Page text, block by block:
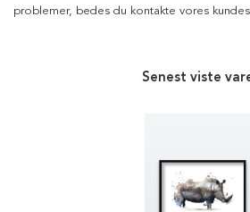
problemer, bedes du kontakte vores
Senest viste